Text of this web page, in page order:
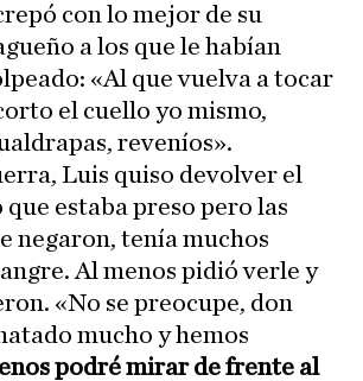
con lo mejor de su
a los que le habían
«Al que vuelva a tocar
el cuello yo mismo,
reveníos».
Luis quiso devolver el
estaba preso pero las
negaron, tenía muchos
Al menos pidió verle y
«No se preocupe, don
mucho y hemos
podré mirar de frente al